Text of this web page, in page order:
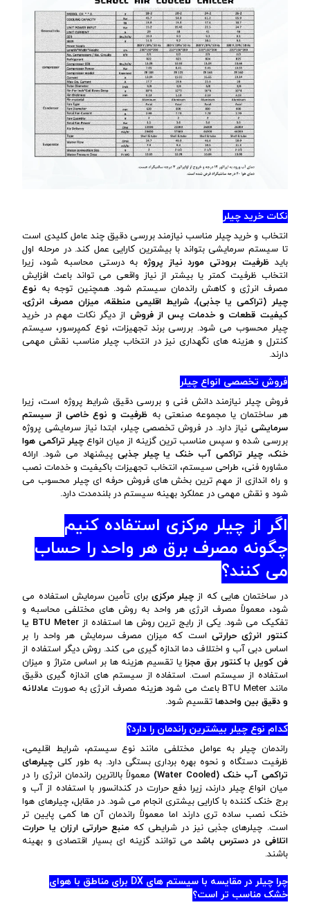
نکات خرید چیلر
انتخاب و خرید چیلر مناسب نیازمند بررسی دقیق چند عامل کلیدی است
تا سیستم سرمایشی بتواند با بیشترین کارایی عمل کند. در مرحله اول
بایدظرفیت برودتی مورد نیاز پروژه به درستی محاسبه شود، زیرا
انتخاب ظرفیت کمتر یا بیشتر از نیاز واقعی می تواند باعث افزایش
مصرف انرژی و کاهش راندمان سیستم شود. همچنین توجه به نوع
چیلر (تراکمی یا جذبی)، شرایط اقلیمی منطقه، میزان مصرف انرژی،
کیفیت قطعات و خدمات پس از فروش از دیگر نکات مهم در خرید
چیلر محسوب می شود. بررسی برند تجهیزات، نوع کمپرسور، سیستم
کنترل و هزینه های نگهداری نیز در انتخاب چیلر مناسب نقش مهمی
دارند.
فروش تخصصی انواع چیلر
فروش چیلر نیازمند دانش فنی و بررسی دقیق شرایط پروژه است، زیرا
هر ساختمان یا مجموعه صنعتی به ظرفیت و نوع خاصی از سیستم
سرمایشی نیاز دارد. در فروش تخصصی چیلر، ابتدا نیاز سرمایشی پروژه
بررسی شده و سپس مناسب ترین گزینه از میان انواعچیلر تراکمی هوا
خنک، چیلر تراکمی آب خنک یا چیلر جذبی پیشنهاد می شود. ارائه
مشاوره فنی، طراحی سیستم، انتخاب تجهیزات باکیفیت و خدمات نصب
و راه اندازی از مهم ترین بخش های فروش حرفه ای چیلر محسوب می
شود و نقش مهمی در عملکرد بهینه سیستم در بلندمدت دارد.
اگر از چیلر مرکزی استفاده کنیم
چگونه مصرف برق هر واحد را حساب
می کنند؟
در ساختمان هایی که از چیلر مرکزی برای تأمین سرمایش استفاده می
شود، معمولاً مصرف انرژی هر واحد به روش های مختلفی محاسبه و
تفکیک می شود. یکی از رایج ترین روش ها استفاده از BTU Meter یا
کنتور انرژی حرارتیاست که میزان مصرف سرمایش هر واحد را بر
اساس دبی آب و اختلاف دما اندازه گیری می کند. روش دیگر استفاده از
فن کویل با کنتور برق مجزایا تقسیم هزینه ها بر اساس متراژ و میزان
استفاده از سیستم است. استفاده از سیستم های اندازه گیری دقیق
مانند BTU Meter باعث می شود هزینه مصرف انرژی به صورت
عادلانه
و دقیق بین واحدها تقسیم شود.
کدام نوع چیلر بیشترین راندمان را دارد؟
راندمان چیلر به عوامل مختلفی مانند نوع سیستم، شرایط اقلیمی،
ظرفیت دستگاه و نحوه بهره برداری بستگی دارد. به طور کلی چیلرهای
تراکمی آب خنک (Water Cooled
) معمولاً بالاترین راندمان انرژی را در
میان انواع چیلر دارند، زیرا دفع حرارت در کندانسور با استفاده از آب و
برج خنک کننده با کارایی بیشتری انجام می شود. در مقابل، چیلرهای هوا
خنک نصب ساده تری دارند اما معمولاً راندمان آن ها کمی پایین تر
است. چیلرهای جذبی نیز در شرایطی کهمنبع حرارتی ارزان یا حرارت
اتلافی در دسترس باشدمی توانند گزینه ای بسیار اقتصادی و بهینه
باشند.
چرا چیلر در مقایسه با سیستم های DX برای مناطق با هوای
خشک مناسب تر است؟